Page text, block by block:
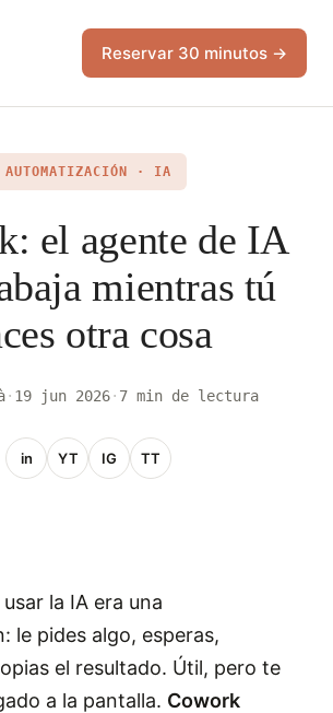
Reservar 30 minutos →
AUTOMATIZACIÓN · IA
el agente de IA
mientras tú
otra cosa
· 19 jun 2026· 7 min de lectura
in YT IG TT
la IA era una
le pides algo, esperas,
el resultado. Útil, pero te
a la pantalla. Cowork